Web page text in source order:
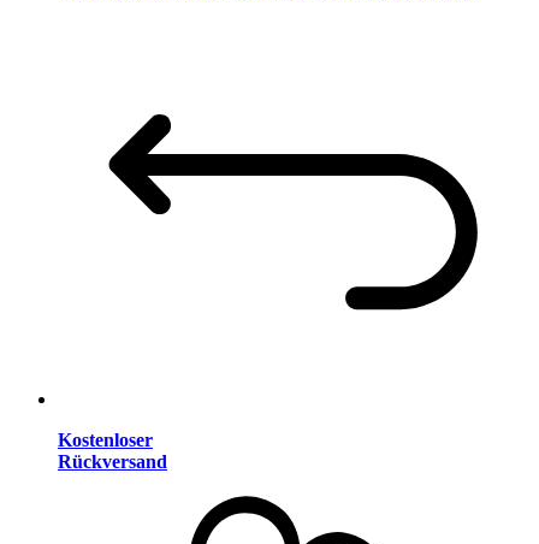
Kostenloser
Rückversand